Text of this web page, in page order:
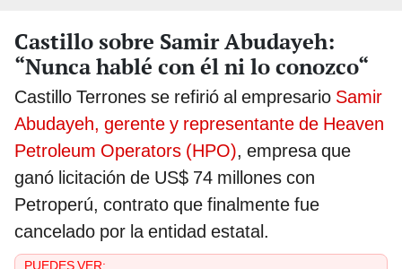
Castillo sobre Samir Abudayeh:
“Nunca hablé con él ni lo conozco“
Castillo Terrones se refirió al empresario Samir
Abudayeh, gerente y representante de Heaven
Petroleum Operators (HPO), empresa que
ganó licitación de US$ 74 millones con
Petroperú, contrato que finalmente fue
cancelado por la entidad estatal.
PUEDES VER: